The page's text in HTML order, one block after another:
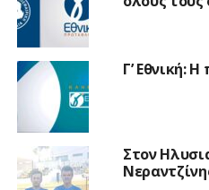
Γ’ Εθνική:
Στον